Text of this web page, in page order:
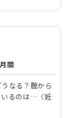
月間
なる？腟から
いるのは…〈妊